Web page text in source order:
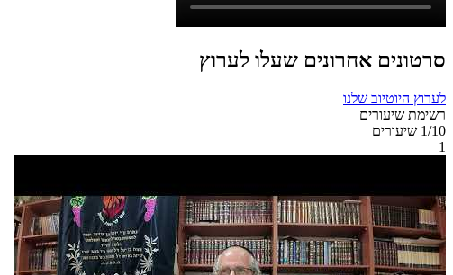
סרטונים אחרונים שעלו לערוץ
לערוץ היוטיוב שלנו
רשימת שיעורים
1/10
שיעורים
1